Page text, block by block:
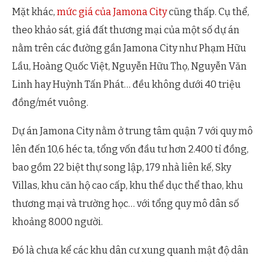
Mặt khác, mức giá của Jamona Citycũng thấp. Cụ thể,
theo khảo sát, giá đất thương mại của một số dự án
nằm trên các đường gần Jamona City như Phạm Hữu
Lầu, Hoàng Quốc Việt, Nguyễn Hữu Thọ, Nguyễn Văn
Linh hay Huỳnh Tấn Phát… đều không dưới 40 triệu
đồng/mét vuông.
Dự án Jamona City nằm ở trung tâm quận 7 với quy mô
lên đến 10,6 héc ta, tổng vốn đầu tư hơn 2.400 tỉ đồng,
bao gồm 22 biệt thự song lập, 179 nhà liên kế, Sky
Villas, khu căn hộ cao cấp, khu thể dục thể thao, khu
thương mại và trường học… với tổng quy mô dân số
khoảng 8.000 người.
Đó là chưa kể các khu dân cư xung quanh mật độ dân